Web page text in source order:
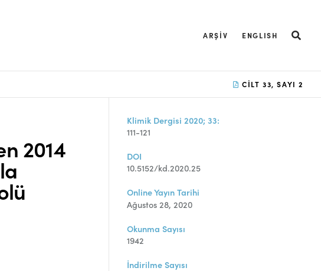
ARŞIV ENGLISH
CILT 33, SAYI 2
2014
Klimik Dergisi 2020; 33:
111-121
DOI
10.5152/kd.2020.25
Online Yayın Tarihi
Ağustos 28, 2020
Okunma Sayısı
1942
İndirilme Sayısı